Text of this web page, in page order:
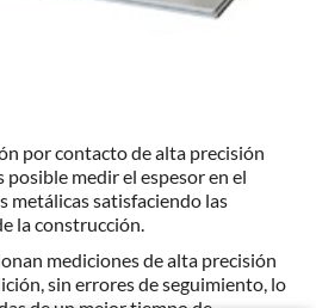
por contacto de alta precisión
posible medir el espesor en el
metálicas satisfaciendo las
la construcción.
mediciones de alta precisión
sin errores de seguimiento, lo